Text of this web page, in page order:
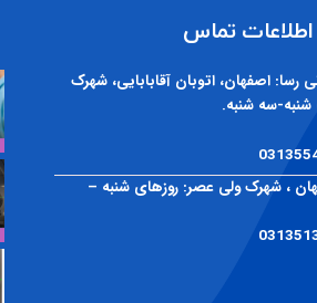
اطلاعات تماس
رسا: اصفهان، اتوبان آقابابایی، شهرک
سه شنبه.
، شهرک ولی عصر: روزهای شنبه –